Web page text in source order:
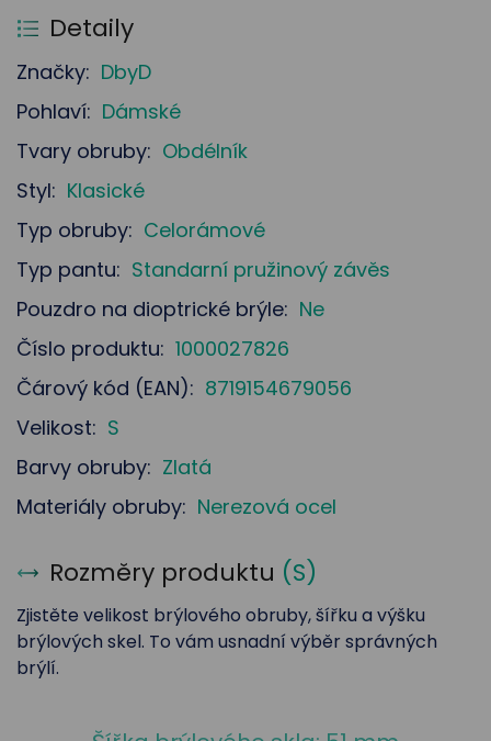
Detaily
Značky: DbyD
Pohlaví: Dámské
Tvary obruby: Obdélník
Styl: Klasické
Typ obruby: Celorámové
Typ pantu: Standarní pružinový závěs
Pouzdro na dioptrické brýle: Ne
Číslo produktu: 1000027826
Čárový kód (EAN): 8719154679056
Velikost: S
Barvy obruby: Zlatá
Materiály obruby: Nerezová ocel
Rozměry produktu (S)
Zjistěte velikost brýlového obruby, šířku a výšku
brýlových skel. To vám usnadní výběr správných
brýlí.